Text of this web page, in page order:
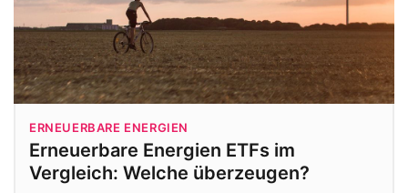
ERNEUERBARE ENERGIEN
Erneuerbare Energien ETFs im
Vergleich: Welche überzeugen?